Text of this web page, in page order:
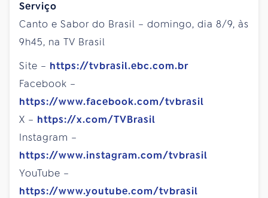
Serviço
Canto e Sabor do Brasil – domingo, dia 8/9, às
9h45, na TV Brasil
Site – https://tvbrasil.ebc.com.br
Facebook –
https://www.facebook.com/tvbrasil
X – https://x.com/TVBrasil
Instagram –
https://www.instagram.com/tvbrasil
YouTube –
https://www.youtube.com/tvbrasil